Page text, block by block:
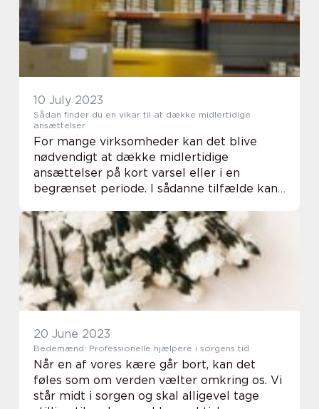
10 July 2023
Sådan finder du en vikar til at dække midlertidige
ansættelser
For mange virksomheder kan det blive
nødvendigt at dække midlertidige
ansættelser på kort varsel eller i en
begrænset periode. I sådanne tilfælde kan
vikar...
20 June 2023
Bedemænd: Professionelle hjælpere i sorgens tid
Når en af vores kære går bort, kan det
føles som om verden vælter omkring os. Vi
står midt i sorgen og skal alligevel tage